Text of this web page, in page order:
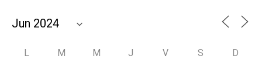
L M M J V S D